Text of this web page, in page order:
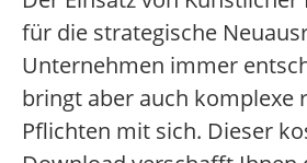
für die strategische
Unternehmen immer
bringt aber auch komplexe
Pflichten mit sich. Dieser